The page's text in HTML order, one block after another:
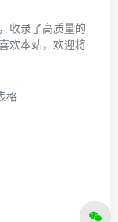
收录了高质量的
欢本站，欢迎将
格